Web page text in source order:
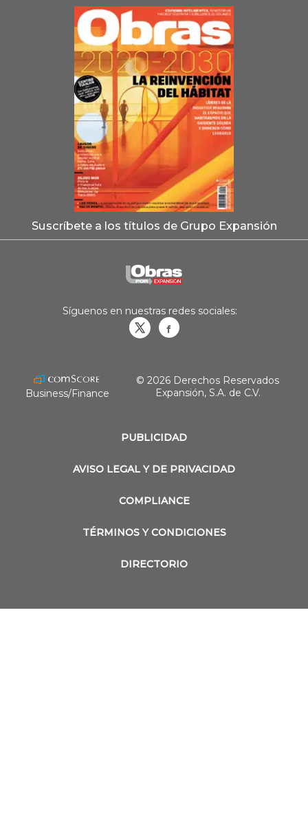
Suscríbete a los títulos de Grupo Expansión
PUBLICIDAD
AVISO LEGAL Y DE PRIVACIDAD
COMPLIANCE
TÉRMINOS Y CONDICIONES
DIRECTORIO
Síguenos en nuestras redes sociales:
Business/Finance
© 2026 Derechos Reservados
Expansión, S.A. de C.V.